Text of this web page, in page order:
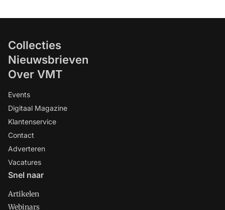
Collecties
Nieuwsbrieven
Over VMT
Events
Digitaal Magazine
Klantenservice
Contact
Adverteren
Vacatures
Snel naar
Artikelen
Webinars